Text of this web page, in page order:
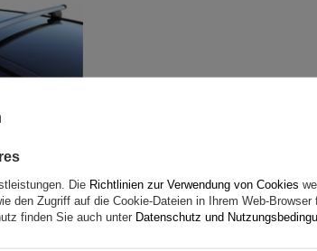
G3 Airflow 60.230
Die Richtlinien zur Verwendung von Cookies
den Zugriff auf die Cookie-Dateien in Ihrem Web-
finden Sie auch unter Datenschutz und